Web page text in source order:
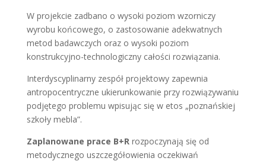
W projekcie zadbano o wysoki poziom wzorniczy
wyrobu końcowego, o zastosowanie adekwatnych
metod badawczych oraz o wysoki poziom
konstrukcyjno-technologiczny całości rozwiązania.
Interdyscyplinarny zespół projektowy zapewnia
antropocentryczne ukierunkowanie przy rozwiązywaniu
podjętego problemu wpisując się w etos „poznańskiej
szkoły mebla”.
Zaplanowane prace B+Rrozpoczynają się od
metodycznego uszczegółowienia oczekiwań